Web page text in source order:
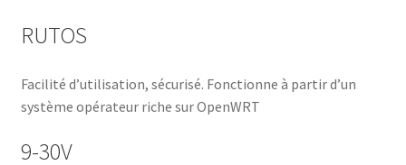
RUTOS
Facilité d’utilisation, sécurisé. Fonctionne à partir d’un
système opérateur riche sur OpenWRT
9-30V